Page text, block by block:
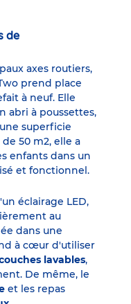
de
axes routiers,
prend place
à neuf. Elle
abri à poussettes,
superficie
50 m2, elle a
enfants dans un
et fonctionnel.
éclairage LED,
au
dans une
à cœur d'utiliser
lavables,
De même, le
et les repas